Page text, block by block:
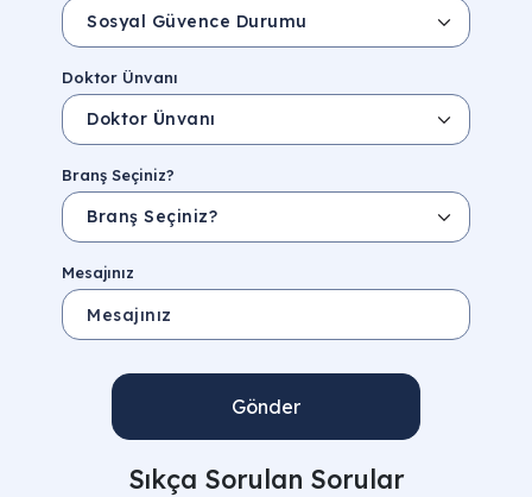
Doktor Ünvanı
Branş Seçiniz?
Mesajınız
Gönder